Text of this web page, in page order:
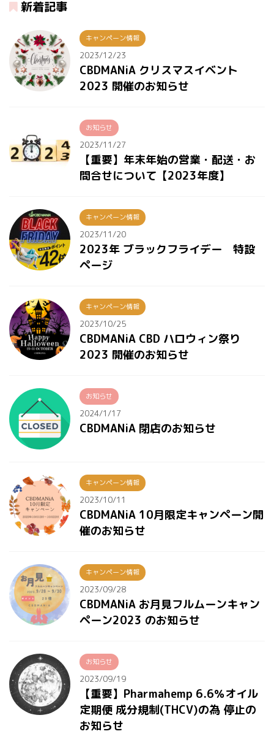
新着記事
キャンペーン情報
2023/12/23
CBDMANiA クリスマスイベント
2023 開催のお知らせ
お知らせ
2023/11/27
【重要】年末年始の営業・配送・お
問合せについて【2023年度】
キャンペーン情報
2023/11/20
2023年 ブラックフライデー 特設
ページ
キャンペーン情報
2023/10/25
CBDMANiA CBD ハロウィン祭り
2023 開催のお知らせ
お知らせ
2024/1/17
CBDMANiA 閉店のお知らせ
キャンペーン情報
2023/10/11
CBDMANiA 10月限定キャンペーン開
催のお知らせ
キャンペーン情報
2023/09/28
CBDMANiA お月見フルムーンキャン
ペーン2023 のお知らせ
お知らせ
2023/09/19
【重要】Pharmahemp 6.6％オイル
定期便 成分規制(THCV)の為 停止の
お知らせ